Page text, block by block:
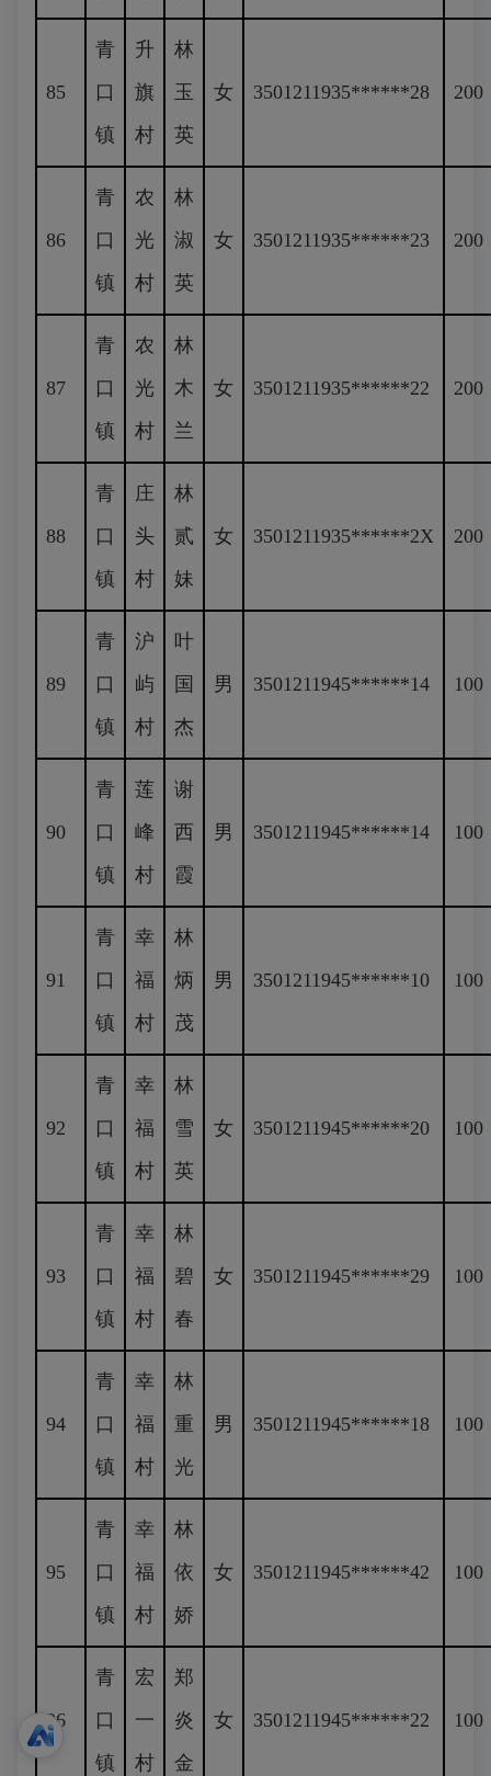
85
青
口
镇
升
旗
村
林
玉
英
女 3501211935******28 200
86
青
口
镇
农
光
村
林
淑
英
女 3501211935******23 200
87
青
口
镇
农
光
村
林
木
兰
女 3501211935******22 200
88
青
口
镇
庄
头
村
林
贰
妹
女 3501211935******2X 200
89
青
口
镇
沪
屿
村
叶
国
杰
男 3501211945******14 100
90
青
口
镇
莲
峰
村
谢
西
霞
男 3501211945******14 100
91
青
口
镇
幸
福
村
林
炳
茂
男 3501211945******10 100
92
青
口
镇
幸
福
村
林
雪
英
女 3501211945******20 100
93
青
口
镇
幸
福
村
林
碧
春
女 3501211945******29 100
94
青
口
镇
幸
福
村
林
重
光
男 3501211945******18 100
95
青
口
镇
幸
福
村
林
依
娇
女 3501211945******42 100
96
青
口
镇
宏
一
村
郑
炎
金
女 3501211945******22 100